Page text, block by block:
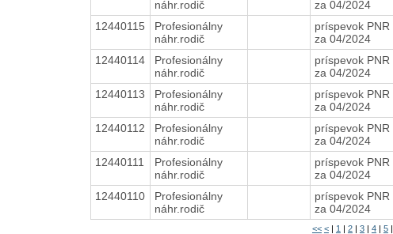
náhr.rodič
za 04/2024
12440115
Profesionálny
náhr.rodič
príspevok PNR
za 04/2024
12440114
Profesionálny
náhr.rodič
príspevok PNR
za 04/2024
12440113
Profesionálny
náhr.rodič
príspevok PNR
za 04/2024
12440112
Profesionálny
náhr.rodič
príspevok PNR
za 04/2024
12440111
Profesionálny
náhr.rodič
príspevok PNR
za 04/2024
12440110
Profesionálny
náhr.rodič
príspevok PNR
za 04/2024
<< <| 1 | 2| 3| 4| 5|